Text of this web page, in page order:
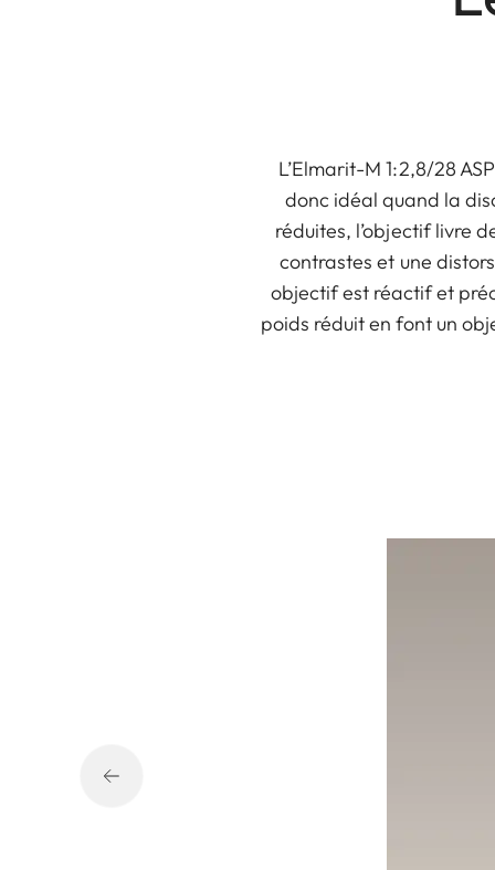
L’Elmarit-M 1:2,8/28
donc idéal quand la
réduites, l’objectif livre
contrastes et une
objectif est réactif et
poids réduit en font un